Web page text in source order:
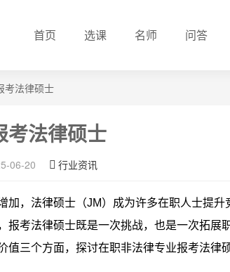
首页 选课 名师 问答
考法律硕士
考法律硕士
06-20 行业资讯
加，法律硕士（JM）成为许多在职人士提升
报考法律硕士既是一次挑战，也是一次拓展
值三个方面，探讨在职非法律专业报考法律